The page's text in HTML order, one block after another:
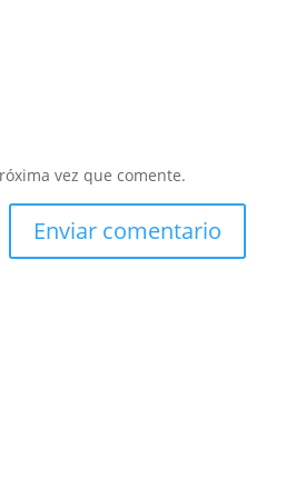
vez que comente.